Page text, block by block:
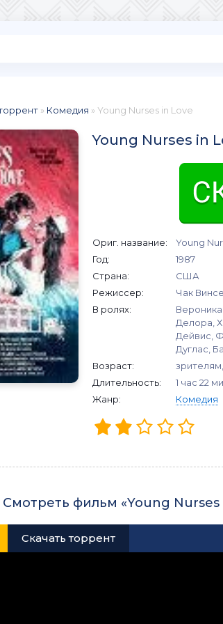
» Комедия » Young Nurses in Love
Young Nurses in
Ориг. название:
Young
Год:
1987
Страна:
США
Режиссер:
Чак
В ролях:
Делора,
Дейвис,
Дуглас,
Возраст:
Длительность:
1 час 22
Жанр:
Комедия
Смотреть фильм «Young
Скачать торрент